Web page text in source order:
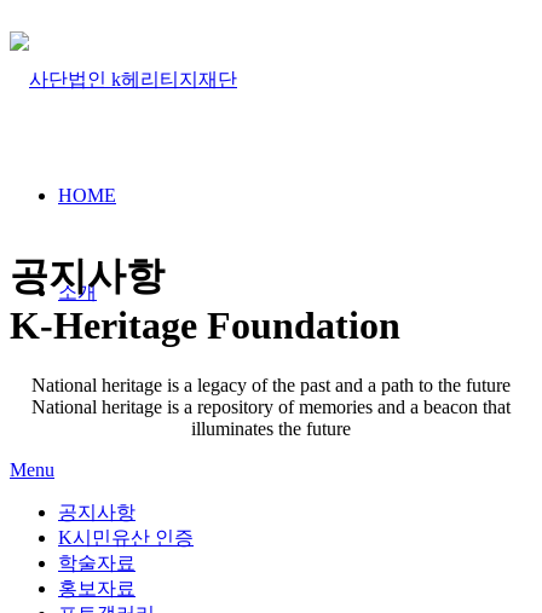
HOME
소개
공지사항
K-Heritage Foundation
National heritage is a legacy of the past and a path to the future
National heritage is a repository of memories and a beacon that
illuminates the future
Menu
공지사항
K시민유산 인증
학술자료
홍보자료